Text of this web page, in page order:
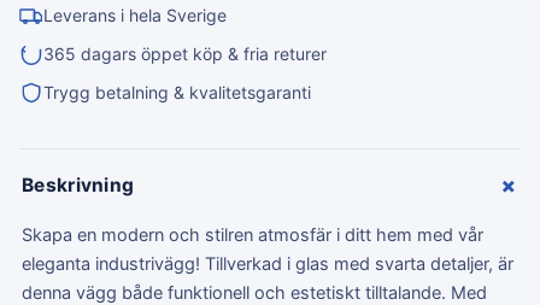
Leverans i hela Sverige
365 dagars öppet köp & fria returer
Trygg betalning & kvalitetsgaranti
Beskrivning +
Skapa en modern och stilren atmosfär i ditt hem med vår
eleganta industrivägg! Tillverkad i glas med svarta detaljer, är
denna vägg både funktionell och estetiskt tilltalande. Med